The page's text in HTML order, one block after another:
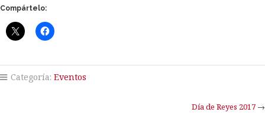
Compártelo:
Categoría: Eventos
Día de Reyes 2017 →